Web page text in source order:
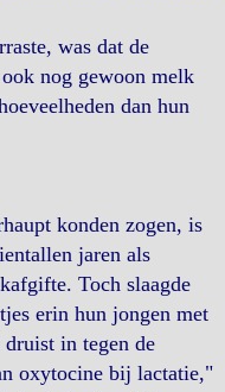
was dat de
nog gewoon melk
dan hun
konden zogen, is
jaren als
Toch slaagde
erin hun jongen met
druist in tegen de
oxytocine bij lactatie,"